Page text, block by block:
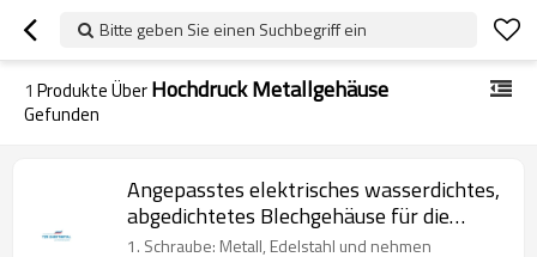
Bitte geben Sie einen Suchbegriff ein
1 Produkte ÜberHochdruck Metallgehäuse
Gefunden
Angepasstes elektrisches wasserdichtes,
abgedichtetes Blechgehäuse für die
Wandmontage
1. Schraube: Metall, Edelstahl und nehmen